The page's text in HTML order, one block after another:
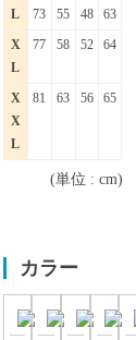
L
73 55 48
63
X
L
77 58 52 64
X
X
L
81 63 56 65
(単位 : cm)
カラー